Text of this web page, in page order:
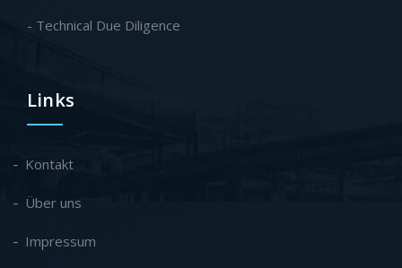
- Technical Due Diligence
Links
Kontakt
Über uns
Impressum